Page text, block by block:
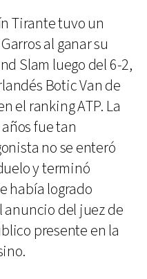
Tirante tuvo un
al ganar su
Slam luego del 6-2,
Botic Van de
el ranking ATP. La
fue tan
no se enteró
y terminó
había logrado
anuncio del juez de
presente en la